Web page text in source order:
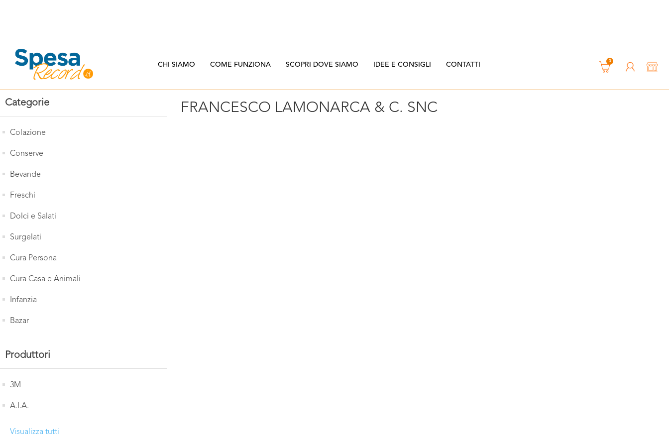
CHI SIAMO COME FUNZIONA SCOPRI DOVE SIAMO IDEE E CONSIGLI CONTATTI 0
Categorie
Colazione
Conserve
Bevande
Freschi
Dolci e Salati
Surgelati
Cura Persona
Cura Casa e Animali
Infanzia
Bazar
Produttori
3M
A.I.A.
Visualizza tutti
FRANCESCO LAMONARCA & C. SNC